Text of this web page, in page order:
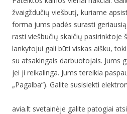
žvaigždučių viešbutį, kuriame
forma jums padės surasti
rasti viešbučių skaičių pasirinktoje
lankytojui gali būti viskas aišku,
su atsakingais darbuotojais. Jums
jei ji reikalinga. Jums tereikia
„Pagalba“). Galite susisiekti
avia.lt svetainėje galite patogiai